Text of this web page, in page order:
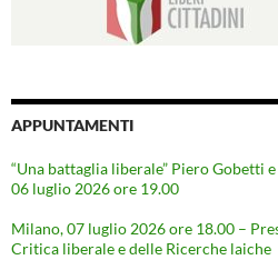
APPUNTAMENTI
“Una battaglia liberale” Piero Gobetti
06 luglio 2026 ore 19.00
Milano, 07 luglio 2026 ore 18.00 –
Critica liberale e delle Ricerche laiche